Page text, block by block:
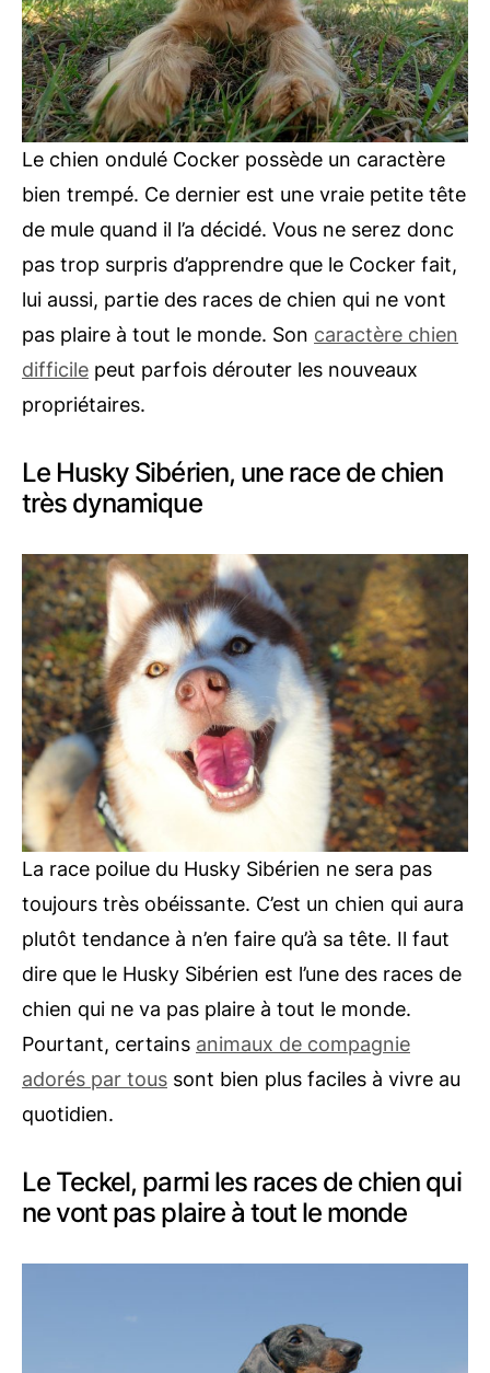
Le chien ondulé Cocker possède un caractère
bien trempé. Ce dernier est une vraie petite tête
de mule quand il l’a décidé. Vous ne serez donc
pas trop surpris d’apprendre que le Cocker fait,
lui aussi, partie des races de chien qui ne vont
pas plaire à tout le monde. Son caractère chien
difficile peut parfois dérouter les nouveaux
propriétaires.
Le Husky Sibérien, une race de chien
très dynamique
La race poilue du Husky Sibérien ne sera pas
toujours très obéissante. C’est un chien qui aura
plutôt tendance à n’en faire qu’à sa tête. Il faut
dire que le Husky Sibérien est l’une des races de
chien qui ne va pas plaire à tout le monde.
Pourtant, certains animaux de compagnie
adorés par tous sont bien plus faciles à vivre au
quotidien.
Le Teckel, parmi les races de chien qui
ne vont pas plaire à tout le monde